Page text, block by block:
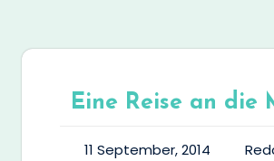
Eine Reise an die
11 September, 2014